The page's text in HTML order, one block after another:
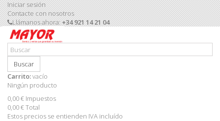
Iniciar sesión
Contacte con nosotros
Llámanos ahora:+34 921 14 21 04
Buscar
Carrito:vacío
Ningún producto
0,00 € Impuestos
0,00 €Total
Estos precios se entienden IVA incluído